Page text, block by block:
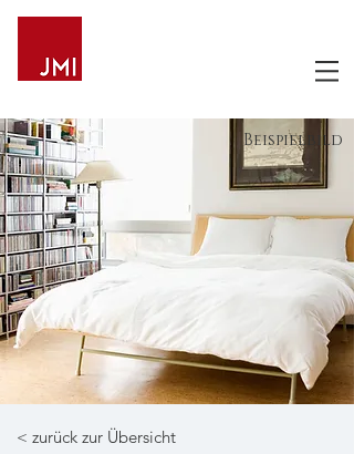
Beispielbild
< zurück zur Übersicht